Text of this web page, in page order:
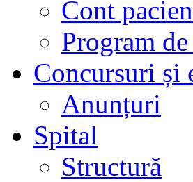
Cont
Program
Concursuri și
Anunțuri
Spital
Structură